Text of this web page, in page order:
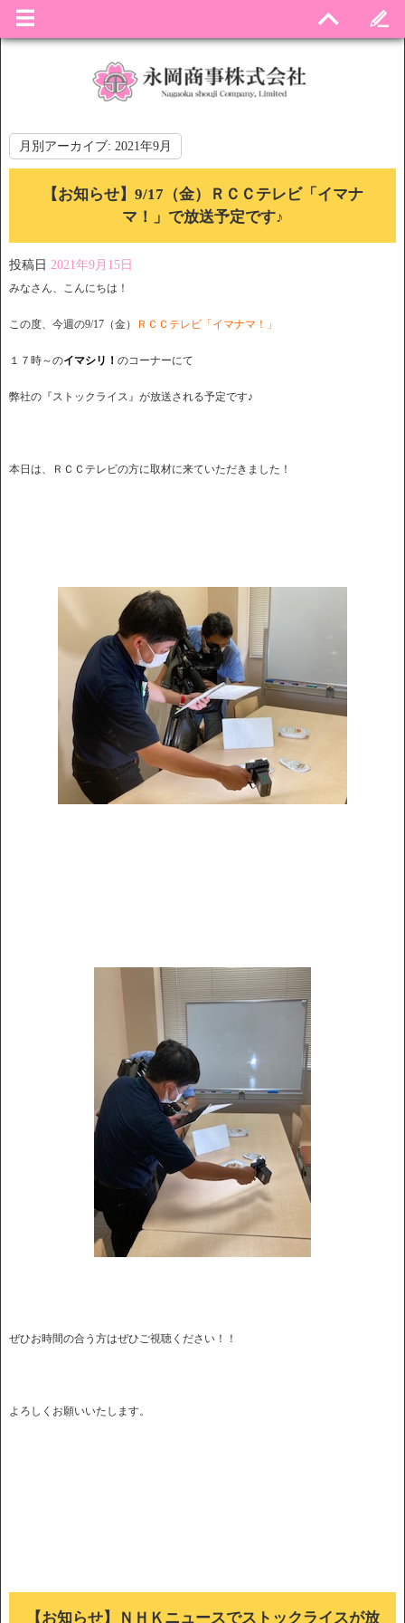
月別アーカイブ: 2021年9月
【お知らせ】9/17（金）ＲＣＣテレビ「イマナ
マ！」で放送予定です♪
投稿日 2021年9月15日
みなさん、こんにちは！
この度、今週の9/17（金） ＲＣＣテレビ「イマナマ！」
１７時～のイマシリ！ のコーナーにて
弊社の『ストックライス』が放送される予定です♪
本日は、ＲＣＣテレビの方に取材に来ていただきました！
ぜひお時間の合う方はぜひご視聴ください！！
よろしくお願いいたします。
【お知らせ】ＮＨＫニュースでストックライスが放